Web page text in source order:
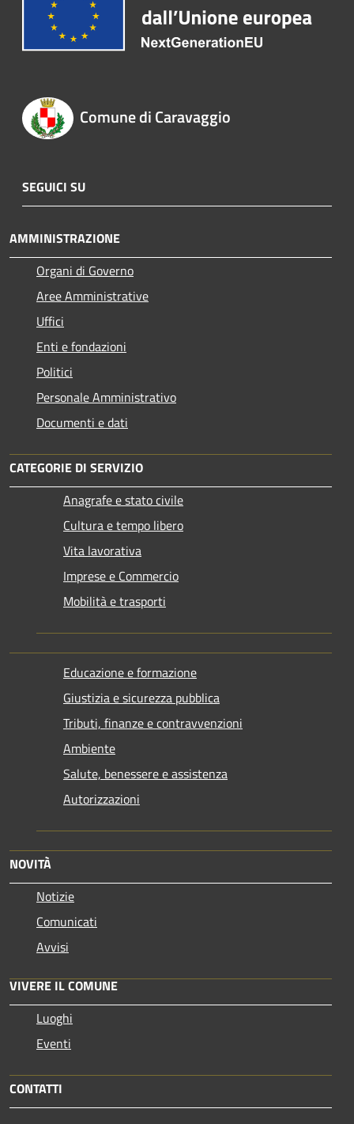
Comune di Caravaggio
SEGUICI SU
AMMINISTRAZIONE
Organi di Governo
Aree Amministrative
Uffici
Enti e fondazioni
Politici
Personale Amministrativo
Documenti e dati
CATEGORIE DI SERVIZIO
Anagrafe e stato civile
Cultura e tempo libero
Vita lavorativa
Imprese e Commercio
Mobilità e trasporti
Educazione e formazione
Giustizia e sicurezza pubblica
Tributi, finanze e contravvenzioni
Ambiente
Salute, benessere e assistenza
Autorizzazioni
NOVITÀ
Notizie
Comunicati
Avvisi
VIVERE IL COMUNE
Luoghi
Eventi
CONTATTI